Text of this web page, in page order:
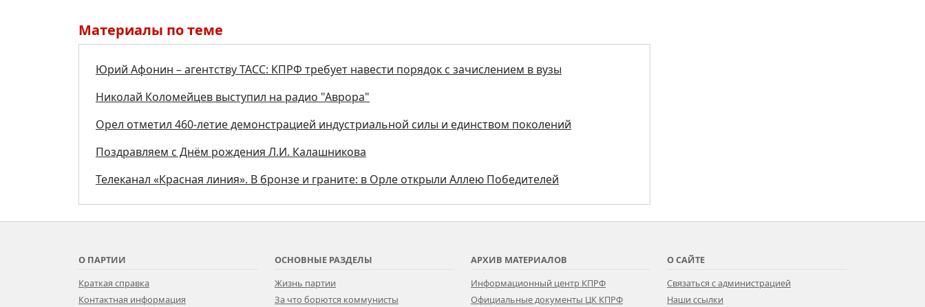
Материалы по теме
Юрий Афонин – агентству ТАСС: КПРФ требует навести порядок с зачислением в вузы
Николай Коломейцев выступил на радио "Аврора"
Орел отметил 460-летие демонстрацией индустриальной силы и единством поколений
Поздравляем с Днём рождения Л.И. Калашникова
Телеканал «Красная линия». В бронзе и граните: в Орле открыли Аллею Победителей
О ПАРТИИ
Краткая справка
Контактная информация
ОСНОВНЫЕ РАЗДЕЛЫ
Жизнь партии
За что борются коммунисты
АРХИВ МАТЕРИАЛОВ
Информационный центр КПРФ
Официальные документы ЦК КПРФ
О САЙТЕ
Связаться с администрацией
Наши ссылки